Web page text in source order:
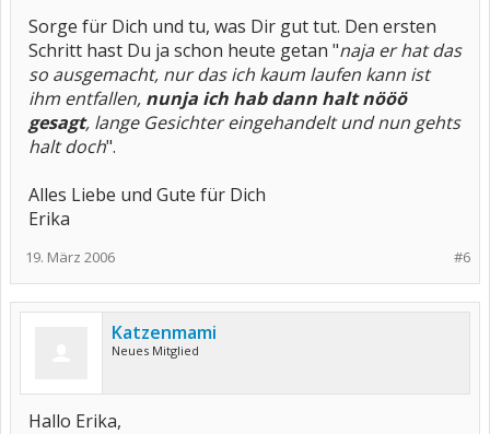
Sorge für Dich und tu, was Dir gut tut. Den ersten
Schritt hast Du ja schon heute getan "naja er hat das
so ausgemacht, nur das ich kaum laufen kann ist
ihm entfallen, nunja ich hab dann halt nööö
gesagt, lange Gesichter eingehandelt und nun gehts
halt doch".
Alles Liebe und Gute für Dich
Erika
#6
19. März 2006
Katzenmami
Neues Mitglied
Hallo Erika,